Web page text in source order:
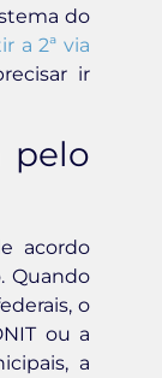
do
a 2ª via
ir
pelo
acordo
Quando
o
ou a
a